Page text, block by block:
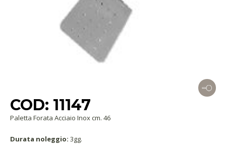
COD: 11147
Paletta Forata Acciaio Inox cm. 46
Durata noleggio: 3gg.